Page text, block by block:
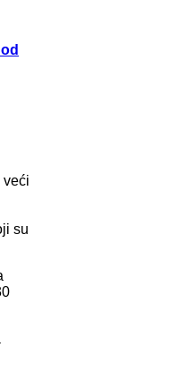
veći
su